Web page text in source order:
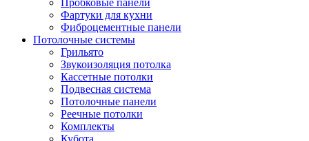
Фартуки для кухни
Фиброцементные панели
Потолочные системы
Грильято
Звукоизоляция потолка
Кассетные потолки
Подвесная система
Потолочные панели
Реечные потолки
Комплекты
Кубота